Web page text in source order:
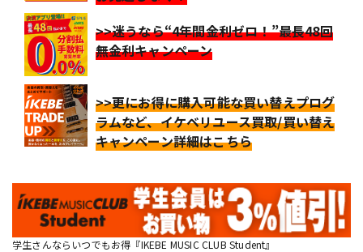
>>迷うなら“4年間金利ゼロ！”最長48回
無金利キャンペーン
>>更にお得に購入可能な買い替えプログ
ラムなど、イケベリユース買取/買い替え
キャンペーン詳細はこちら
学生さんならいつでもお得『IKEBE MUSIC CLUB Student』